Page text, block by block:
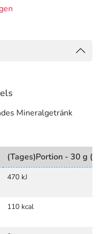
Mineralgetränk
(Tages)Portion - 30 g
470 kJ
110 kcal